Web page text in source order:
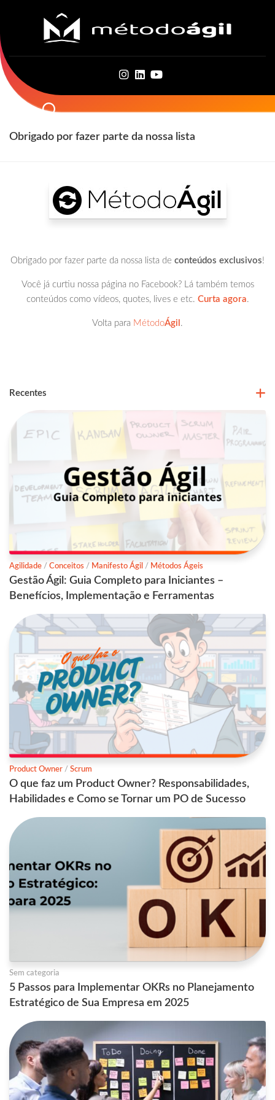
content
Obrigado por fazer parte da nossa lista
Obrigado por fazer parte da nossa lista de conteúdos exclusivos!
Você já curtiu nossa página no Facebook? Lá também temos
conteúdos como vídeos, quotes, lives e etc. Curta agora.
Volta para MétodoÁgil .
Recentes
Agilidade / Conceitos / Manifesto Ágil / Métodos Ágeis
Gestão Ágil: Guia Completo para Iniciantes –
Benefícios, Implementação e Ferramentas
Product Owner / Scrum
O que faz um Product Owner? Responsabilidades,
Habilidades e Como se Tornar um PO de Sucesso
Sem categoria
5 Passos para Implementar OKRs no Planejamento
Estratégico de Sua Empresa em 2025